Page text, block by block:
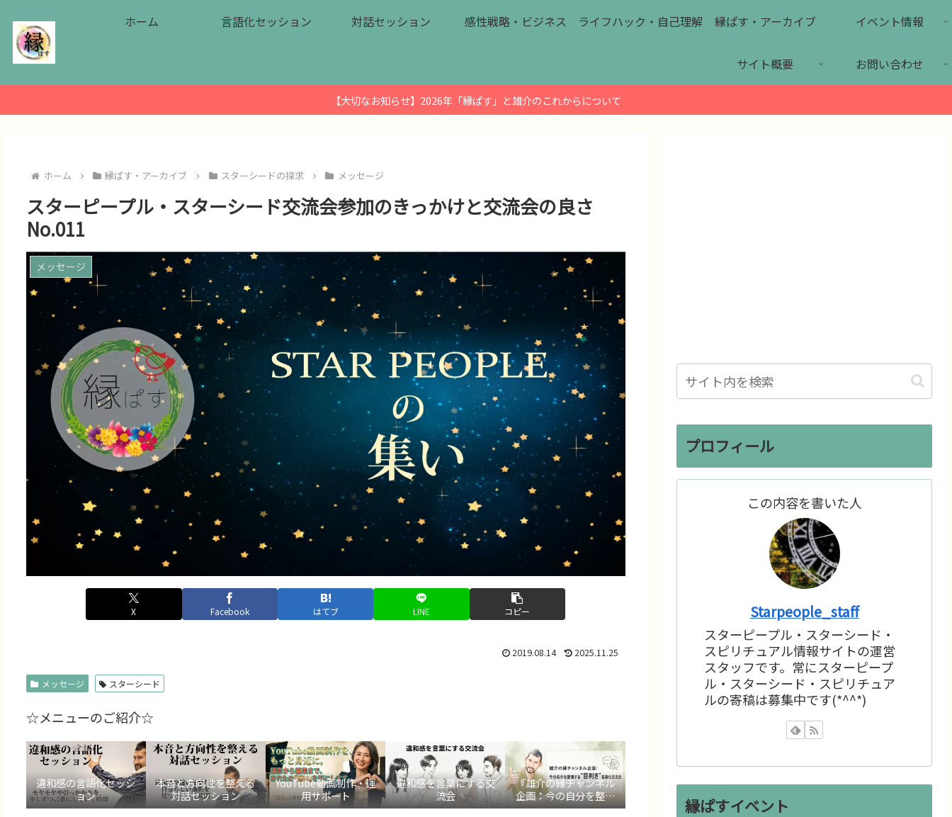
ホーム 言語化セッション 対話セッション 感性戦略・ビジネス ライフハック・自己理解 縁ぱす・アーカイブ イベント情報
サイト概要 お問い合わせ
【大切なお知らせ】2026年「縁ぱす」と雄介のこれからについて
ホーム 縁ぱす・アーカイブ スターシードの探求 メッセージ
スターピープル・スターシード交流会参加のきっかけと交流会の良さ
No.011
メッセージ
X Facebook はてブ LINE コピー
2019.08.14 2025.11.25
メッセージ スターシード
☆メニューのご紹介☆
違和感の言語化セッシ
ョン
本音と方向性を整える
対話セッション
YouTube動画制作・運
用サポート
違和感を言葉にする交
流会
『雄介の縁チャンネル
企画：今の自分を整理
する“目利き”言語化交
プロフィール
この内容を書いた人
Starpeople_staff
スターピープル・スターシード・
スピリチュアル情報サイトの運営
スタッフです。常にスターピープ
ル・スターシード・スピリチュア
ルの寄稿は募集中です(*^^*)
縁ぱすイベント